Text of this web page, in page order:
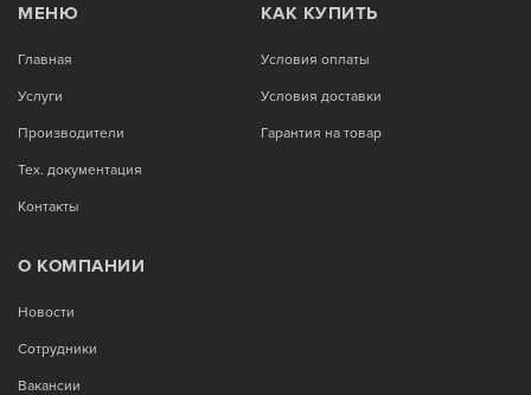
МЕНЮ
Главная
Услуги
Производители
Тех. документация
Контакты
КАК КУПИТЬ
Условия оплаты
Условия доставки
Гарантия на товар
О КОМПАНИИ
Новости
Сотрудники
Вакансии